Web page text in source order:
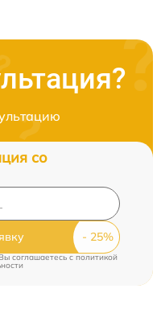
со
соглашаетесь c политикой